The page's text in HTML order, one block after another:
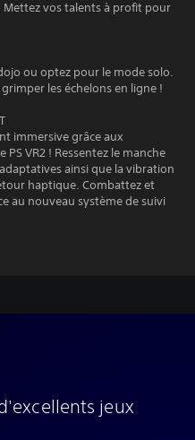
vos talents à profit pour
ou optez pour le mode solo.
les échelons en ligne !
immersive grâce aux
VR2 ! Ressentez le manche
ainsi que la vibration
haptique. Combattez et
au nouveau système de suivi
jeux